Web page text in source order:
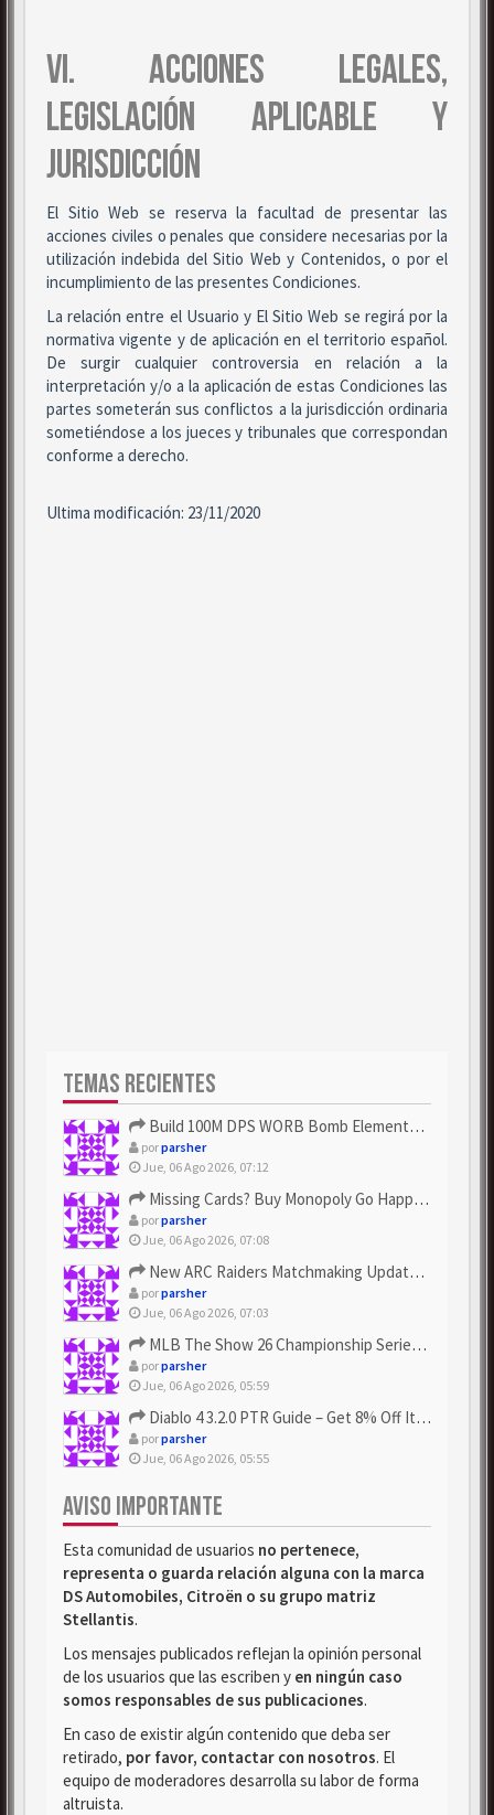
VI. ACCIONES LEGALES,
LEGISLACIÓN APLICABLE Y
JURISDICCIÓN
El Sitio Web se reserva la facultad de presentar las
acciones civiles o penales que considere necesarias por la
utilización indebida del Sitio Web y Contenidos, o por el
incumplimiento de las presentes Condiciones.
La relación entre el Usuario y El Sitio Web se regirá por la
normativa vigente y de aplicación en el territorio español.
De surgir cualquier controversia en relación a la
interpretación y/o a la aplicación de estas Condiciones las
partes someterán sus conflictos a la jurisdicción ordinaria
sometiéndose a los jueces y tribunales que correspondan
conforme a derecho.
Ultima modificación: 23/11/2020
TEMAS RECIENTES
Build 100M DPS WORB Bomb Elementalist Fast - Grab POE Curren...
porparsher
Jue, 06 Ago 2026, 07:12
Missing Cards? Buy Monopoly Go Happy Harvest with Looney Tun...
porparsher
Jue, 06 Ago 2026, 07:08
New ARC Raiders Matchmaking Update: Stop Failed - Grab Bluep...
porparsher
Jue, 06 Ago 2026, 07:03
MLB The Show 26 Championship Series Update! Get Cheap & ...
porparsher
Jue, 06 Ago 2026, 05:59
Diablo 4 3.2.0 PTR Guide – Get 8% Off Items Quickly to Test ...
porparsher
Jue, 06 Ago 2026, 05:55
AVISO IMPORTANTE
Esta comunidad de usuarios no pertenece,
representa o guarda relación alguna con la marca
DS Automobiles, Citroën o su grupo matriz
Stellantis.
Los mensajes publicados reflejan la opinión personal
de los usuarios que las escriben y en ningún caso
somos responsables de sus publicaciones.
En caso de existir algún contenido que deba ser
retirado, por favor, contactar con nosotros. El
equipo de moderadores desarrolla su labor de forma
altruista.